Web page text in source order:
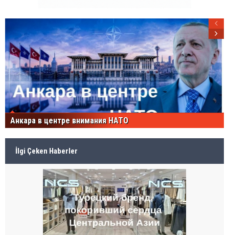
Анкара в центре внимания НАТО
İlgi Çeken Haberler